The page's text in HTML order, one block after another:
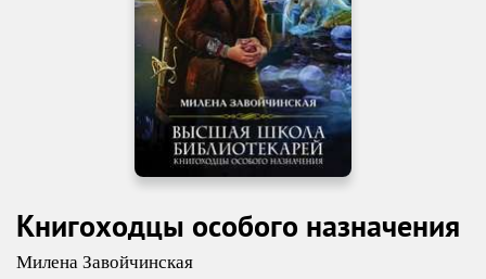
Книгоходцы особого назначения
Милена Завойчинская